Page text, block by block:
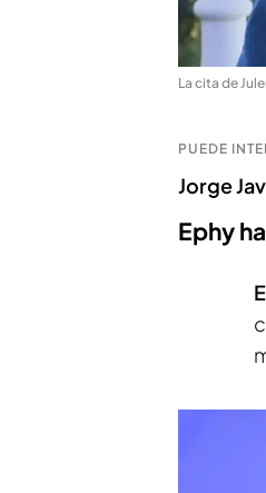
La cita de
PUEDE
Jorge
Ephy